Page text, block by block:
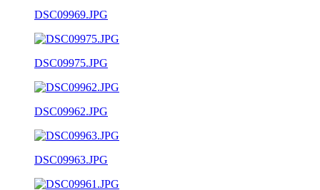
DSC09969.JPG
DSC09975.JPG
DSC09962.JPG
DSC09963.JPG